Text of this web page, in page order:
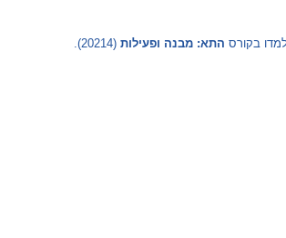
בקורס התא: מבנה ופעילות
(‏ 20214‎)‏.